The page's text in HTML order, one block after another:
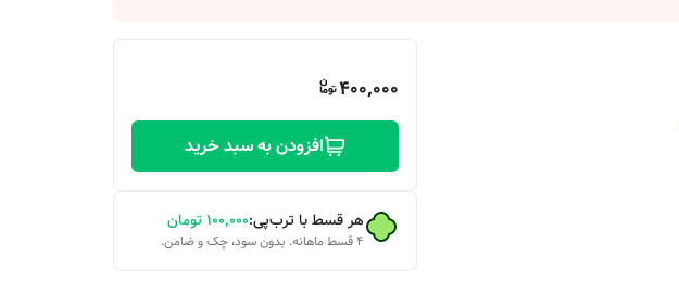
400,000
افزودن به سبد خرید
هر قسط با ترب‌پی:۱۰۰٬۰۰۰ تومان
۴ قسط ماهانه. بدون سود، چک و ضامن.